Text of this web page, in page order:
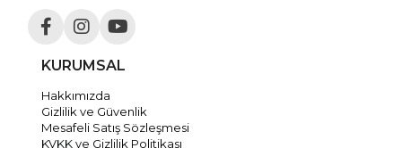
KURUMSAL
Hakkımızda
Gizlilik ve Güvenlik
Mesafeli Satış Sözleşmesi
KVKK ve Gizlilik Politikası